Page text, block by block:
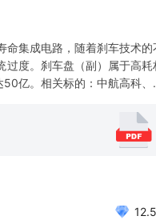
命集成电路，随着刹车技术的
过度。刹车盘（副）属于高耗
亿。相关标的：中航高科、